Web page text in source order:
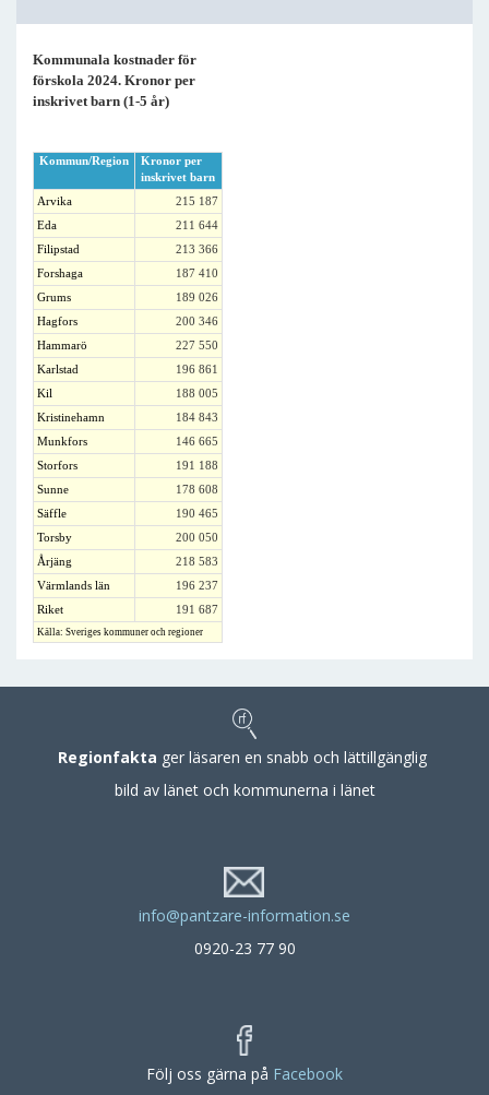
Kommunala kostnader för
förskola 2024. Kronor per
inskrivet barn (1-5 år)
Kommun/Region
Kronor per
inskrivet barn
Arvika
215 187
Eda
211 644
Filipstad
213 366
Forshaga
187 410
Grums
189 026
Hagfors
200 346
Hammarö
227 550
Karlstad
196 861
Kil
188 005
Kristinehamn
184 843
Munkfors
146 665
Storfors
191 188
Sunne
178 608
Säffle
190 465
Torsby
200 050
Årjäng
218 583
Värmlands län
196 237
Riket
191 687
Källa: Sveriges kommuner och regioner
Regionfakta ger läsaren en snabb och lättillgänglig
bild av länet och kommunerna i länet
info@pantzare-information.se
0920-23 77 90
Följ oss gärna på Facebook